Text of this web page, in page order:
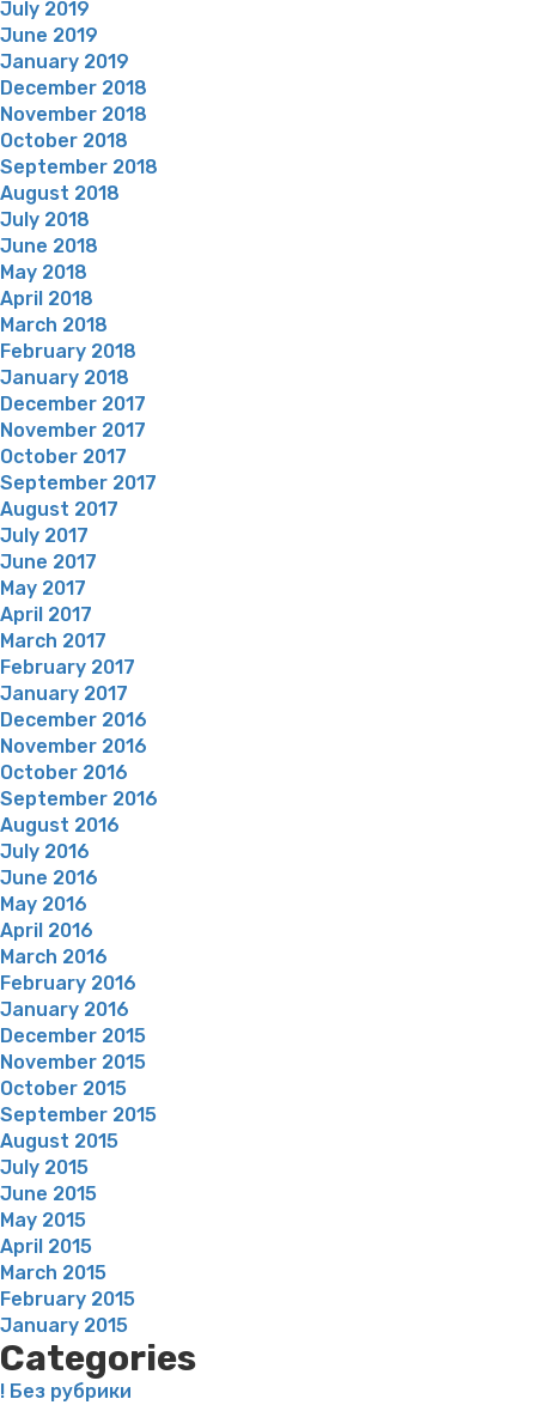
July 2019
June 2019
January 2019
December 2018
November 2018
October 2018
September 2018
August 2018
July 2018
June 2018
May 2018
April 2018
March 2018
February 2018
January 2018
December 2017
November 2017
October 2017
September 2017
August 2017
July 2017
June 2017
May 2017
April 2017
March 2017
February 2017
January 2017
December 2016
November 2016
October 2016
September 2016
August 2016
July 2016
June 2016
May 2016
April 2016
March 2016
February 2016
January 2016
December 2015
November 2015
October 2015
September 2015
August 2015
July 2015
June 2015
May 2015
April 2015
March 2015
February 2015
January 2015
Categories
! Без рубрики